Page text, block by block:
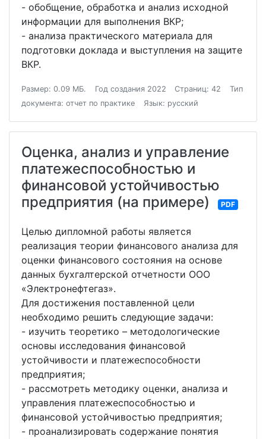
- обобщение, обработка и анализ исходной
информации для выполнения ВКР;
- анализа практического материала для
подготовки доклада и выступления на защите
ВКР.
Размер: 0.09 МБ. Год создания 2022 Страниц: 42
Тип
документа: отчет по практике
Язык: русский
Оценка, анализ и управление
платежеспособностью и
финансовой устойчивостью
предприятия (на примере)
PDF
Целью дипломной работы является
реализация теории финансового анализа для
оценки финансового состояния на основе
данных бухгалтерской отчетности ООО
«Электронефтегаз».
Для достижения поставленной цели
необходимо решить следующие задачи:
- изучить теоретико – методологические
основы исследования финансовой
устойчивости и платежеспособности
предприятия;
- рассмотреть методику оценки, анализа и
управления платежеспособностью и
финансовой устойчивостью предприятия;
- проанализировать содержание понятия